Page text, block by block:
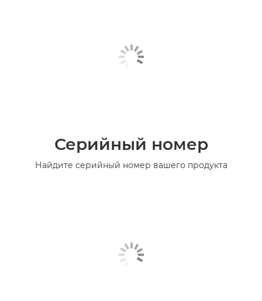
Серийный номер
Найдите серийный номер вашего продукта